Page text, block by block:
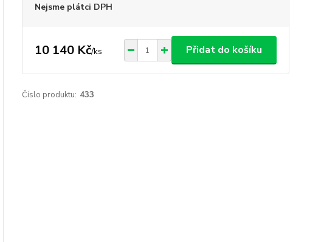
Nejsme plátci DPH
10 140 Kč/ks Přidat do košíku
Číslo produktu: 433